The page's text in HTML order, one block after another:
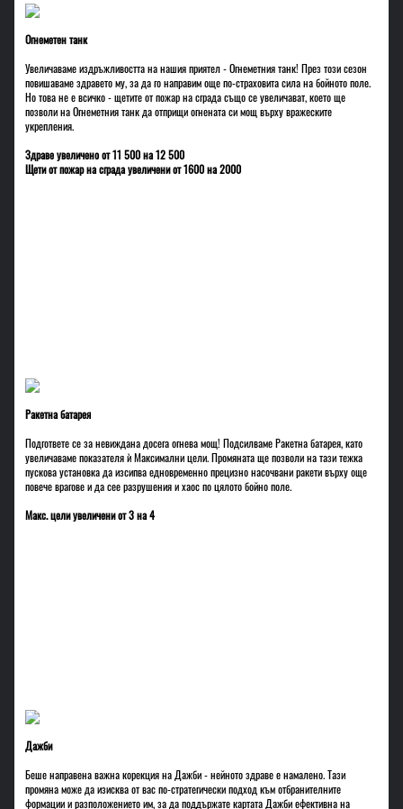
Огнеметен танк
Увеличаваме издръжливостта на нашия приятел - Огнеметния танк! През този сезон
повишаваме здравето му, за да го направим още по-страховита сила на бойното поле.
Но това не е всичко - щетите от пожар на сграда също се увеличават, което ще
позволи на Огнеметния танк да отприщи огнената си мощ върху вражеските
укрепления.
Здраве увеличено от 11 500 на 12 500
Щети от пожар на сграда увеличени от 1600 на 2000
Ракетна батарея
Подгответе се за невиждана досега огнева мощ! Подсилваме Ракетна батарея, като
увеличаваме показателя ѝ Максимални цели. Промяната ще позволи на тази тежка
пускова установка да изсипва едновременно прецизно насочвани ракети върху още
повече врагове и да сее разрушения и хаос по цялото бойно поле.
Макс. цели увеличени от 3 на 4
Дажби
Беше направена важна корекция на Дажби - нейното здраве е намалено. Тази
промяна може да изисква от вас по-стратегически подход към отбранителните
формации и разположението им, за да поддържате картата Дажби ефективна на